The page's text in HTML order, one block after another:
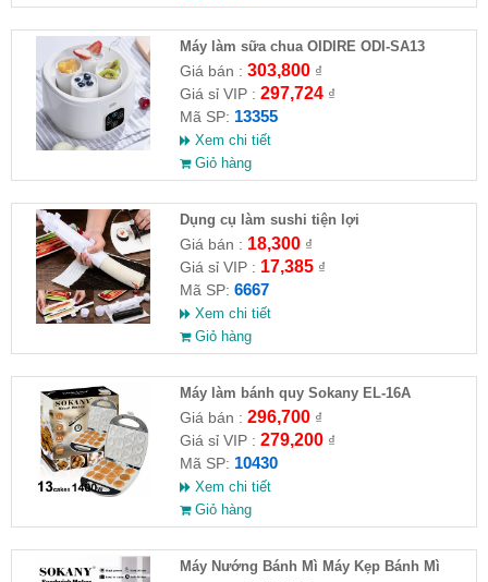
Máy làm sữa chua OIDIRE ODI-SA13
Giá bán : 303,800₫
Giá sỉ VIP : 297,724₫
Mã SP: 13355
Xem chi tiết
Giỏ hàng
Dụng cụ làm sushi tiện lợi
Giá bán : 18,300₫
Giá sỉ VIP : 17,385₫
Mã SP: 6667
Xem chi tiết
Giỏ hàng
Máy làm bánh quy Sokany EL-16A
Giá bán : 296,700₫
Giá sỉ VIP : 279,200₫
Mã SP: 10430
Xem chi tiết
Giỏ hàng
Máy Nướng Bánh Mì Máy Kẹp Bánh Mì